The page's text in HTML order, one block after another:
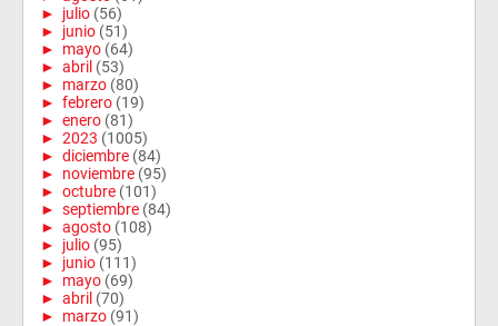
► julio (56)
► junio (51)
► mayo (64)
► abril (53)
► marzo (80)
► febrero (19)
► enero (81)
► 2023 (1005)
► diciembre (84)
► noviembre (95)
► octubre (101)
► septiembre (84)
► agosto (108)
► julio (95)
► junio (111)
► mayo (69)
► abril (70)
► marzo (91)